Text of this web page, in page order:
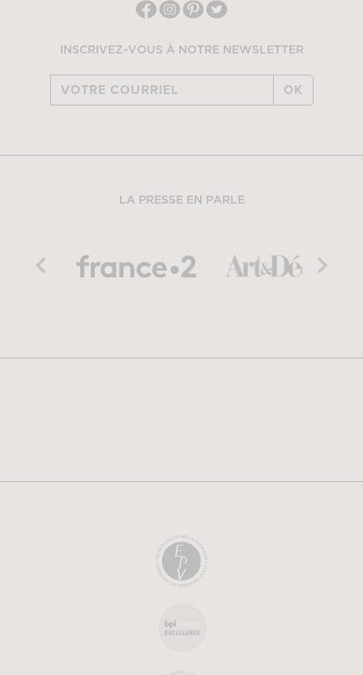
INSCRIVEZ-VOUS À NOTRE NEWSLETTER
OK
LA PRESSE EN PARLE